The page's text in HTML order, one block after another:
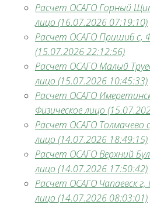
Расчет ОСАГО Горный
лицо (16.07.2026 07:19:10)
Расчет ОСАГО Пришиб с,
(15.07.2026 22:12:56)
Расчет ОСАГО Малый
лицо (15.07.2026 10:45:33)
Расчет ОСАГО
Физическое лицо
Расчет ОСАГО Толмачево
лицо (14.07.2026 18:49:15)
Расчет ОСАГО Верхний
лицо (14.07.2026 17:50:42)
Расчет ОСАГО Чапаевск
лицо (14.07.2026 08:03:01)